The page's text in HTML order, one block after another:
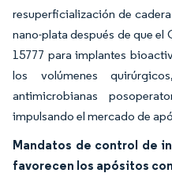
resuperficialización de
nano-plata después de que
15777 para implantes
los volúmenes
antimicrobianas
impulsando el mercado de
Mandatos de control de
favorecen los apósitos